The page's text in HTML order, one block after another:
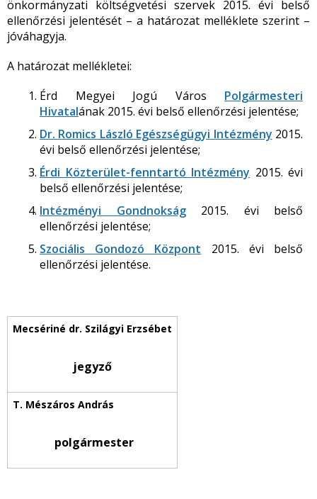
önkormányzati költségvetési szervek 2015. évi belső
ellenőrzési jelentését – a határozat melléklete szerint –
jóváhagyja.
A határozat mellékletei:
Érd Megyei Jogú Város Polgármesteri
Hivatalának 2015. évi belső ellenőrzési jelentése;
Dr. Romics László Egészségügyi Intézmény 2015.
évi belső ellenőrzési jelentése;
Érdi Közterület-fenntartó Intézmény 2015. évi
belső ellenőrzési jelentése;
Intézményi Gondnokság2015. évi belső
ellenőrzési jelentése;
Szociális Gondozó Központ 2015. évi belső
ellenőrzési jelentése.
jegyző
polgármester